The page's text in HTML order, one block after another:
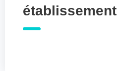
établissement